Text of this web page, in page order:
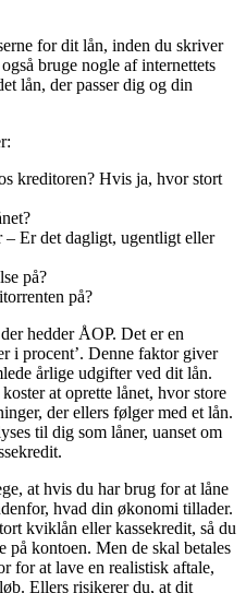
for dit lån, inden du skriver
bruge nogle af internettets
lån, der passer dig og din
kreditoren? Hvis ja, hvor stort
Er det dagligt, ugentligt eller
på?
på?
hedder ÅOP. Det er en
i procent’. Denne faktor giver
årlige udgifter ved dit lån.
at oprette lånet, hvor store
der ellers følger med et lån.
til dig som låner, uanset om
at hvis du har brug for at låne
hvad din økonomi tillader.
kviklån eller kassekredit, så du
på kontoen. Men de skal betales
for at lave en realistisk aftale,
Ellers risikerer du, at dit